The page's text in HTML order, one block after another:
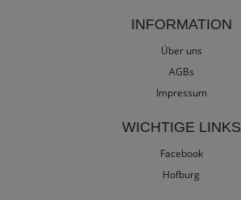
INFORMATION
Über uns
AGBs
Impressum
WICHTIGE LINKS
Facebook
Hofburg